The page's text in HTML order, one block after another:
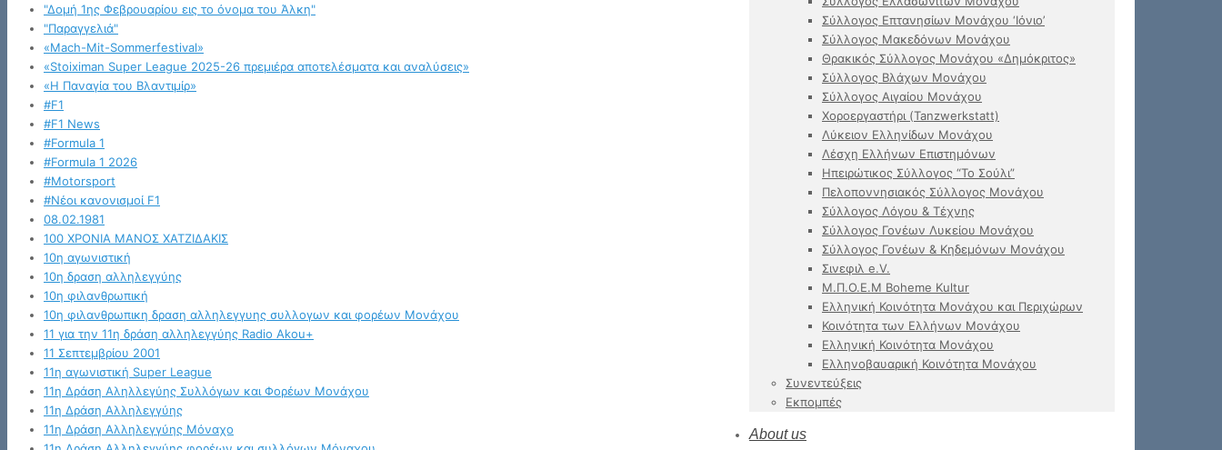
Σύλλογος Επτανησίων Μονάχου ‘Ιόνιο’
Σύλλογος Μακεδόνων Μονάχου
Θρακικός Σύλλογος Μονάχου «Δημόκριτος»
Σύλλογος Βλάχων Μονάχου
Σύλλογος Αιγαίου Μονάχου
Χοροεργαστήρι (Tanzwerkstatt)
Λύκειον Ελληνίδων Μονάχου
Λέσχη Ελλήνων Επιστημόνων
Ηπειρώτικος Σύλλογος “Το Σούλι”
Πελοποννησιακός Σύλλογος Μονάχου
Σύλλογος Λόγου & Τέχνης
Σύλλογος Γονέων Λυκείου Μονάχου
Σύλλογος Γονέων & Κηδεμόνων Μονάχου
Σινεφιλ e.V.
Μ.Π.Ο.Ε.Μ Boheme Kultur
Ελληνική Κοινότητα Μονάχου και Περιχώρων
Κοινότητα των Ελλήνων Μονάχου
Ελληνική Κοινότητα Μονάχου
Ελληνοβαυαρική Κοινότητα Μονάχου
Συνεντεύξεις
Εκπομπές
About us
"Δομή 1ης Φεβρουαρίου εις το όνομα του Άλκη"
"Παραγγελιά"
«Mach-Mit-Sommerfestival»
«Stoiximan Super League 2025-26 πρεμιέρα αποτελέσματα και αναλύσεις»
«Η Παναγία του Βλαντιμίρ»
#F1
#F1 News
#Formula 1
#Formula 1 2026
#Motorsport
#Νέοι κανονισμοί F1
08.02.1981
100 ΧΡΟΝΙΑ ΜΑΝΟΣ ΧΑΤΖΙΔΑΚΙΣ
10η αγωνιστική
10η δραση αλληλεγγύης
10η φιλανθρωπική
10η φιλανθρωπικη δραση αλληλεγγυης συλλογων και φορέων Μονάχου
11 για την 11η δράση αλληλεγγύης Radio Akou+
11 Σεπτεμβρίου 2001
11η αγωνιστική Super League
11η Δράση Αληλλεγύης Συλλόγων και Φορέων Μονάχου
11η Δράση Αλληλεγγύης
11η Δράση Αλληλεγγύης Μόναχο